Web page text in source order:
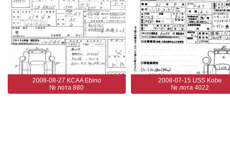
2008-08-27 KCAA Ebino
№ лота 880
2008-07-15 USS Kobe
№ лота 4022